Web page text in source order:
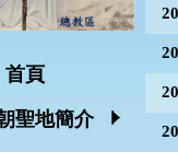
首頁
聖地簡介